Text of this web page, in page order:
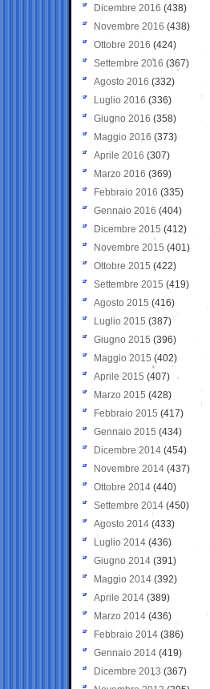
Dicembre 2016 (438)
Novembre 2016 (438)
Ottobre 2016 (424)
Settembre 2016 (367)
Agosto 2016 (332)
Luglio 2016 (336)
Giugno 2016 (358)
Maggio 2016 (373)
Aprile 2016 (307)
Marzo 2016 (369)
Febbraio 2016 (335)
Gennaio 2016 (404)
Dicembre 2015 (412)
Novembre 2015 (401)
Ottobre 2015 (422)
Settembre 2015 (419)
Agosto 2015 (416)
Luglio 2015 (387)
Giugno 2015 (396)
Maggio 2015 (402)
Aprile 2015 (407)
Marzo 2015 (428)
Febbraio 2015 (417)
Gennaio 2015 (434)
Dicembre 2014 (454)
Novembre 2014 (437)
Ottobre 2014 (440)
Settembre 2014 (450)
Agosto 2014 (433)
Luglio 2014 (436)
Giugno 2014 (391)
Maggio 2014 (392)
Aprile 2014 (389)
Marzo 2014 (436)
Febbraio 2014 (386)
Gennaio 2014 (419)
Dicembre 2013 (367)